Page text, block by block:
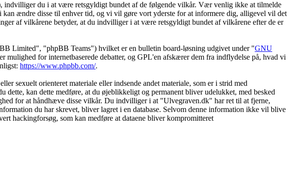
du i at være retsgyldigt bundet af de følgende vilkår. Vær venlig ikke at tilmelde
ændre disse til enhver tid, og vi vil gøre vort yderste for at informere dig, alligevel vil det
af vilkårene betyder, at du indvilliger i at være retsgyldigt bundet af vilkårene efter de er
Limited", "phpBB Teams") hvilket er en bulletin board-løsning udgivet under "GNU
mulighed for internetbaserede debatter, og GPL'en afskærer dem fra indflydelse på, hvad vi
https://www.phpbb.com/.
sexuelt orienteret materiale eller indsende andet materiale, som er i strid med
kan dette medføre, at du øjeblikkeligt og permanent bliver udelukket, med besked
for at håndhæve disse vilkår. Du indvilliger i at "Ulvegraven.dk" har ret til at fjerne,
du har skrevet, bliver lagret i en database. Selvom denne information ikke vil blive
hackingforsøg, som kan medføre at dataene bliver kompromitteret